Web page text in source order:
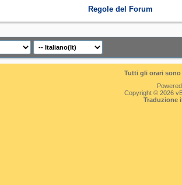
Regole del Forum
Tutti gli orari
Copyright © 2026
Traduzione